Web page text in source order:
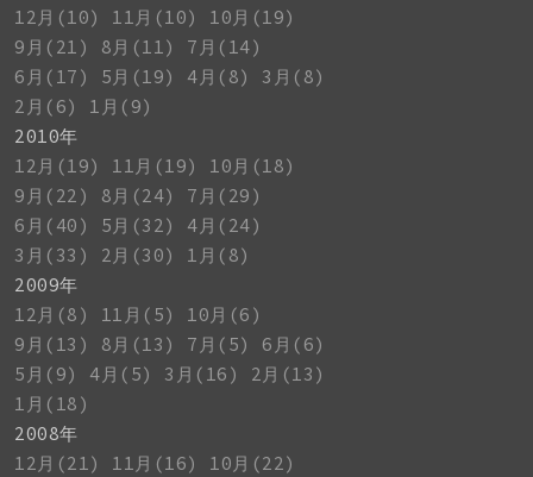
12月(10)
11月(10)
10月(19)
9月(21)
8月(11)
7月(14)
6月(17)
5月(19) 4月(8)
3月(8)
2月(6)
1月(9)
2010年
12月(19)
11月(19)
10月(18)
9月(22)
8月(24)
7月(29)
6月(40)
5月(32)
4月(24)
3月(33)
2月(30)
1月(8)
2009年
12月(8)
11月(5)
10月(6)
9月(13)
8月(13) 7月(5)
6月(6)
5月(9)
4月(5) 3月(16)
2月(13)
1月(18)
2008年
12月(21)
11月(16)
10月(22)